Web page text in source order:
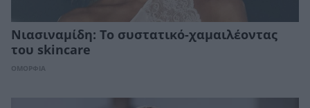
Νιασιναμίδη: Το συστατικό-χαμαιλέοντας
του skincare
ΟΜΟΡΦΙΑ